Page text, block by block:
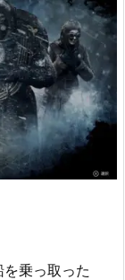
乗っ取った